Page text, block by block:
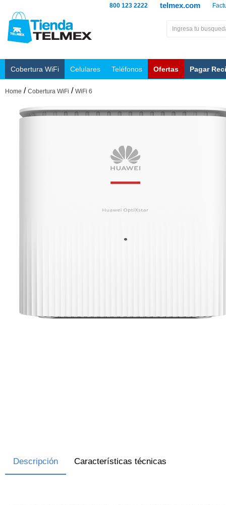
telmex.com
800 123 2222
Cobertura WiFi Celulares Teléfonos Ofertas Pagar
Home / Cobertura WiFi / WiFi 6
Descripción Características técnicas